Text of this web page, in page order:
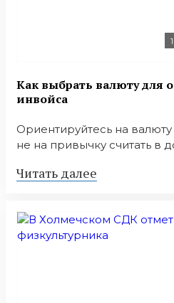
Как выбрать валюту для
инвойса
Ориентируйтесь на валюту
не на привычку считать в
Читать далее